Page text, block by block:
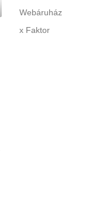
Webáruház
x Faktor